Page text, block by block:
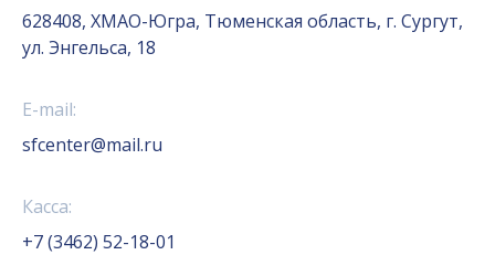
628408, ХМАО-Югра, Тюменская область, г. Сургут,
ул. Энгельса, 18
E-mail:
sfcenter@mail.ru
Касса:
+7 (3462) 52-18-01